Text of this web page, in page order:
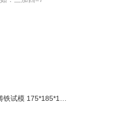
混凝土塑料试模